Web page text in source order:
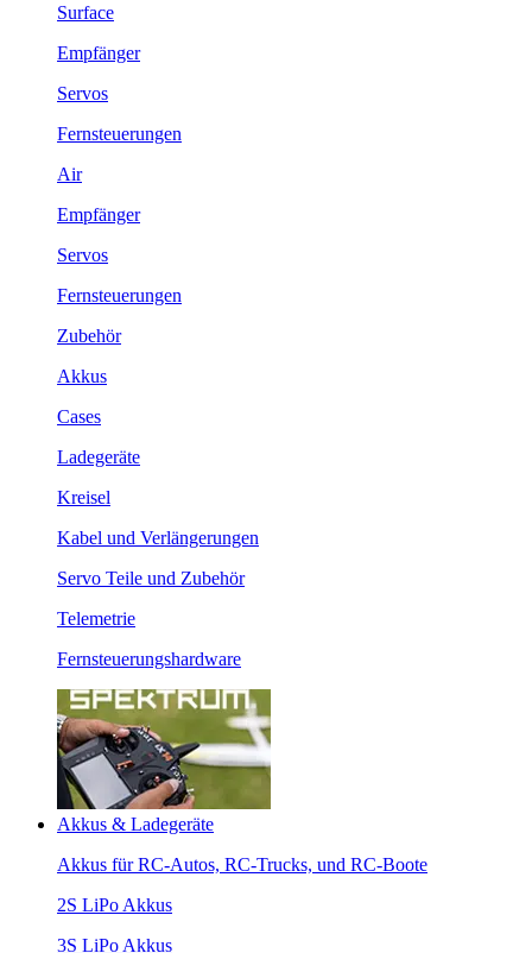
Surface
Empfänger
Servos
Fernsteuerungen
Air
Empfänger
Servos
Fernsteuerungen
Zubehör
Akkus
Cases
Ladegeräte
Kreisel
Kabel und Verlängerungen
Servo Teile und Zubehör
Telemetrie
Fernsteuerungshardware
Akkus & Ladegeräte
Akkus für RC-Autos, RC-Trucks, und RC-Boote
2S LiPo Akkus
3S LiPo Akkus